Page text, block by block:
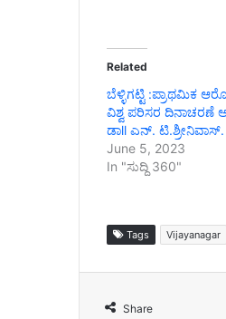
Related
ಬೆಳ್ಳಿಗಟ್ಟಿ :ಪ್ರಾಥಮಿಕ
ವಿಶ್ವ ಪರಿಸರ ದಿನಾಚರಣೆ
ಡಾll ಎನ್. ಟಿ.ಶ್ರೀನಿವಾಸ್.
June 5, 2023
In "ಸುದ್ದಿ 360"
Tags Vijayanagar
Share